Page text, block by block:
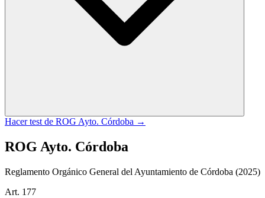
Hacer test de ROG Ayto. Córdoba →
ROG Ayto. Córdoba
Reglamento Orgánico General del Ayuntamiento de Córdoba (2025)
Art. 177